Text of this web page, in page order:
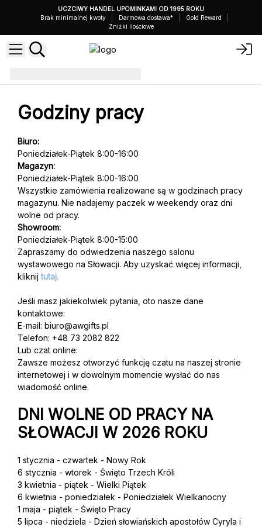
UCZCIWY HANDEL UPOMINKAMI OD 1995 ROKU
Brak minimalnej kwoty
Darmowa dostawa*
Gold Reward
Zniżki ilościowe
Godziny pracy
Biuro:
Poniedziałek-Piątek 8:00-16:00
Magazyn:
Poniedziałek-Piątek 8:00-16:00
Wszystkie zamówienia realizowane są w godzinach pracy
magazynu. Nie nadajemy paczek w weekendy oraz dni
wolne od pracy.
Showroom:
Poniedziałek-Piątek 8:00-15:00
Zapraszamy do odwiedzenia naszego salonu
wystawowego na Słowacji. Aby uzyskać więcej informacji,
kliknijtutaj.
Jeśli masz jakiekolwiek pytania, oto nasze dane
kontaktowe:
E-mail: biuro@awgifts.pl
Telefon: +48 73 2082 822
Lub czat online:
Zawsze możesz otworzyć funkcję czatu na naszej stronie
internetowej i w dowolnym momencie wysłać do nas
wiadomość online.
DNI WOLNE OD PRACY NA
SŁOWACJI W 2026 ROKU
1 stycznia - czwartek - Nowy Rok
6 stycznia - wtorek - Święto Trzech Króli
3 kwietnia - piątek - Wielki Piątek
6 kwietnia - poniedziałek - Poniedziałek Wielkanocny
1 maja - piątek - Święto Pracy
5 lipca - niedziela - Dzień słowiańskich apostołów Cyryla i